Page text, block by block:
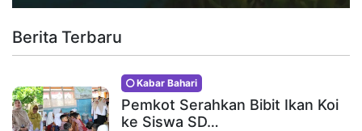
Berita Terbaru
Kabar Bahari
Pemkot Serahkan Bibit Ikan Koi
ke Siswa SD…